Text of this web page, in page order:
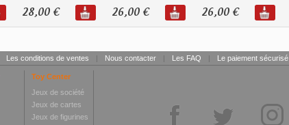
28,00 € 26,00 € 26,00 €
Les conditions de ventes | Nous contacter | Les FAQ | Le paiement sécurisé
Toy Center
Jeux de société
Jeux de cartes
Jeux de figurines